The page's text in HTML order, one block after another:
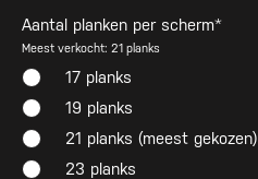
Aantal planken per scherm*
Meest verkocht: 21 planks
17 planks
19 planks
21 planks (meest gekozen)
23 planks